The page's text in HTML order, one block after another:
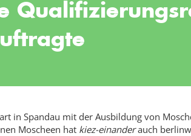
in Spandau mit der Ausbildung von
Moscheen hat kiez-einanderauch